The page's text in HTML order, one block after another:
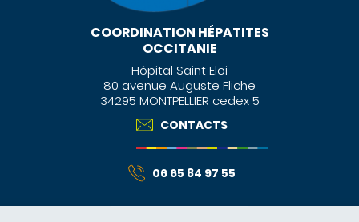
COORDINATION HÉPATITES
OCCITANIE
Hôpital Saint Eloi
80 avenue Auguste Fliche
34295 MONTPELLIER cedex 5
CONTACTS
06 65 84 97 55